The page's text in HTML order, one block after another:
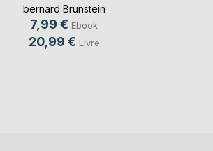
bernard Brunstein
7,99 € Ebook
20,99 € Livre